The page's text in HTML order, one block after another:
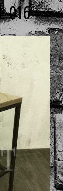
016